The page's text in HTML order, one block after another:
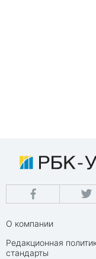
О компании
Редакционная
стандарты